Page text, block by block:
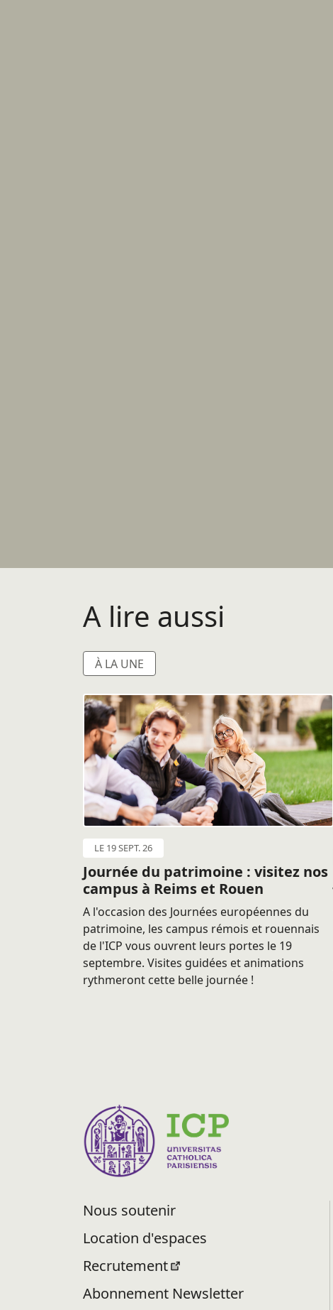
A lire aussi
À LA UNE
LE 19 SEPT. 26
Journée du patrimoine : visitez nos
campus à Reims et Rouen
A l'occasion des Journées européennes du
patrimoine, les campus rémois et rouennais
de l'ICP vous ouvrent leurs portes le 19
septembre. Visites guidées et animations
rythmeront cette belle journée !
Nous soutenir
Location d'espaces
Recrutement
Abonnement Newsletter